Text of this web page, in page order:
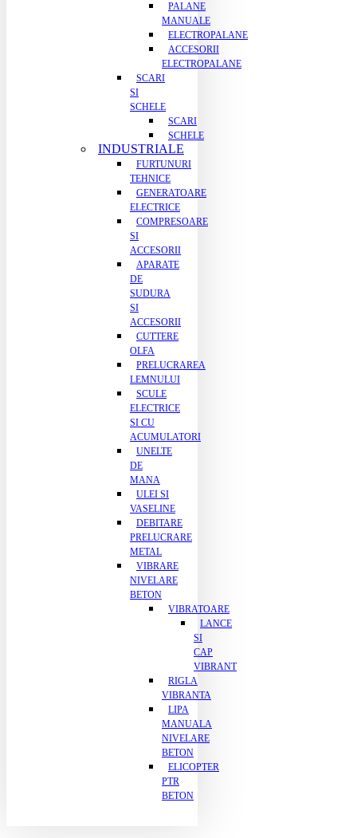
PALANE
MANUALE
ELECTROPALANE
ACCESORII
ELECTROPALANE
SCARI
SI
SCHELE
SCARI
SCHELE
INDUSTRIALE
FURTUNURI
TEHNICE
GENERATOARE
ELECTRICE
COMPRESOARE
SI
ACCESORII
APARATE
DE
SUDURA
SI
ACCESORII
CUTTERE
OLFA
PRELUCRAREA
LEMNULUI
SCULE
ELECTRICE
SI CU
ACUMULATORI
UNELTE
DE
MANA
ULEI SI
VASELINE
DEBITARE
PRELUCRARE
METAL
VIBRARE
NIVELARE
BETON
VIBRATOARE
LANCE
SI
CAP
VIBRANT
RIGLA
VIBRANTA
LIPA
MANUALA
NIVELARE
BETON
ELICOPTER
PTR
BETON